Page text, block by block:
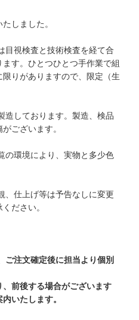
しました。
目視検査と技術検査を経て合
す。ひとつひとつ手作業で組
限りがありますので、限定（生
造しております。製造、検品
ございます。
の環境により、実物と多少色
、仕上げ等は予告なしに変更
ださい。
注文確定後に担当より個別
前後する場合がございます
いたします。